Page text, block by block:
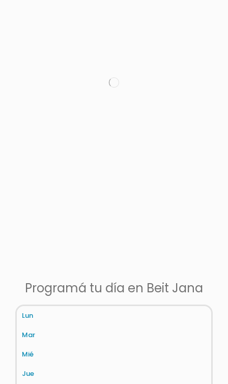
Programá tu día en Beit Jana​
Lun
Mar
Mié
Jue